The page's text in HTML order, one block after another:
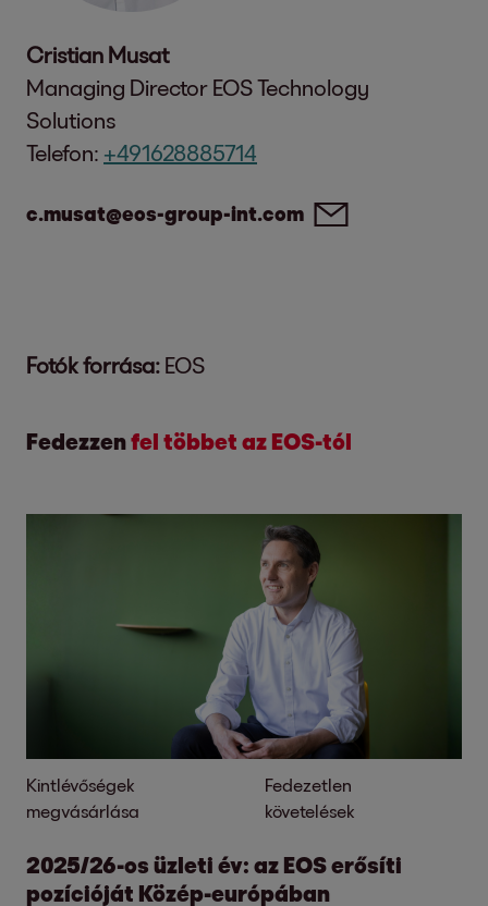
Cristian Musat
Managing Director EOS Technology
Solutions
Telefon: +491628885714
c.musat@eos-group-int.com
Fotók forrása: EOS
Fedezzenfel többet az EOS-tól
Kintlévőségek
megvásárlása
Fedezetlen
követelések
2025/26-os üzleti év: az EOS erősíti
pozícióját Közép-európában